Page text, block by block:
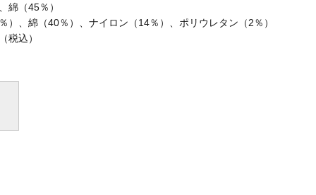
綿（45％）
）、綿（40％）、ナイロン（14％）、ポリウレタン（2％）
税込）